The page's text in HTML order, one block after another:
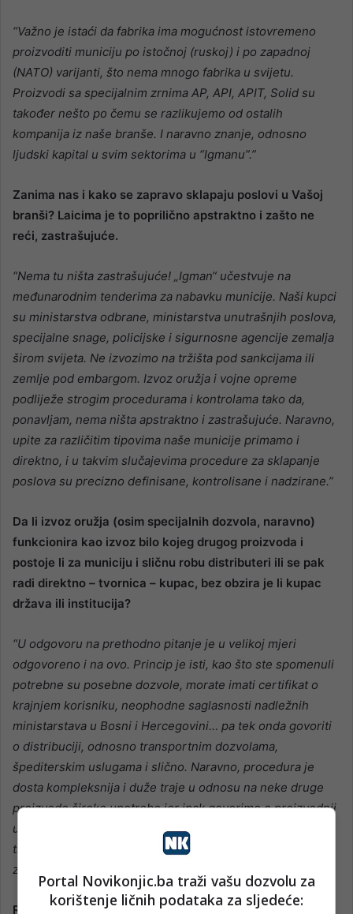
“Važno je istaći da fabrika ima mogućnost istovremeno
proizvoditi municiju po istočnoj (ruskoj) i po zapadnoj
(NATO) varijanti, što nema mnogo fabrika u svijetu.
Proizvodi sa specijalnim zrnima AP, API, APIT, Solid su
također nešto po čemu se razlikujemo od ostalih
kompanija iz naše branše. I naravno znanje, odnosno
ljudski kapital u svim sektorima u “Igmanu”.”
Zanima nas i kako se zapravo sklapaju poslovi u Vašoj
branši? Laicima je to poprilično apstraktno i zašto ne
reći, zastrašujuće.
“Nema tu ništa zastrašujuće! „Igman“ učestvuje na
međunarodnim tenderima za nabavku municije. Naši kupci
su ministarstva odbrane, ministarstva unutrašnjih poslova,
specijalne snage, policijske i sigurnosne agencije zemalja
širom svijeta. Ne izvozimo na tržišta pod sankcijama ili
zemlje pod embargom. Izvoz oružja i vojne opreme
podliježe strogim procedurama i kontrolama tako da,
ponavljam, nema ništa apstraktno i zastrašujuće. Naravno,
upite za različitim tipovima naše municije primamo i
direktno, i u takvim slučajevima procedure za sklapanje
poslova su precizno definisane, kontrolisane i nadzirane.”
Da li izvoz oružja (osim specijalnih dozvola, naravno)
funkcionira kao izvoz bilo kojeg drugog proizvoda i
postoje li za municiju i sličnu robu distributeri ili se pak
radi direktno – tvornica – kupac, bez obzira je li kupac
država ili institucija?
“U odgovoru na prethodno pitanje je u velikoj mjeri
odgovoreno i na ovo. Princip je isti, kao što ste spomenuli
potrebne su posebne dozvole, morate imati certifikat o
krajnjem korisniku, neophodne saglasnosti nadležnih
ministarstava u Bosni i Hercegovini… pa tek onda govoriti
o distribuciji, odnosno transportnim dozvolama,
špediterskim uslugama i slično. Naravno, procedura je
dosta kompleksnija i duže traje u odnosu na neke druge
proizvode široke upotrebe jer ipak govorimo o proizvodnji
u kategoriji oružja, municije i eksplozivnih sredstava i
transportu opasnih materija što je, opet, procedura koja
zahtijeva poseban transportni tretman.”
Različitost pristupa komercijalnom i vojnom tržištu
Portal Novikonjic.ba traži vašu dozvolu za
korištenje ličnih podataka za sljedeće: